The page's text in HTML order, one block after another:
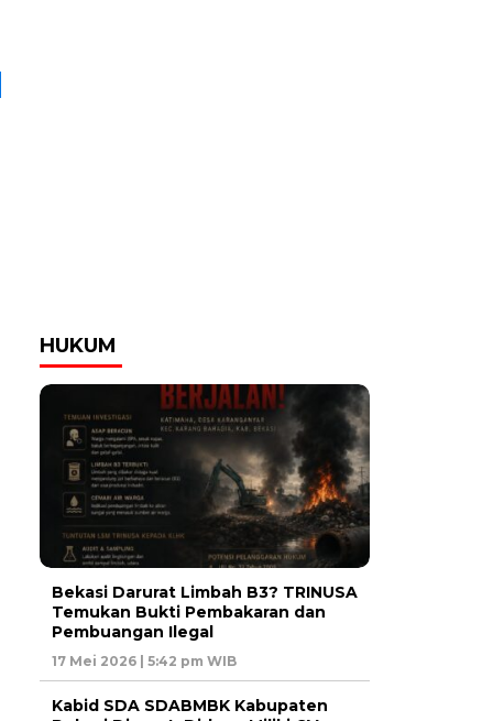
HUKUM
Bekasi Darurat Limbah B3? TRINUSA
Temukan Bukti Pembakaran dan
Pembuangan Ilegal
17 Mei 2026 | 5:42 pm WIB
Kabid SDA SDABMBK Kabupaten